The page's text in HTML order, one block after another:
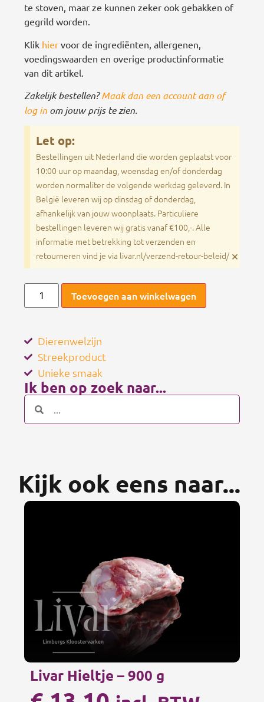
te stoven, maar ze kunnen zeker ook gebakken of
gegrild worden.
Klik hier voor de ingrediënten, allergenen,
voedingswaarden en overige productinformatie
van dit artikel.
Zakelijk bestellen?Maak dan een account aan of
log in om jouw prijs te zien.
Let op:
Bestellingen uit Nederland die worden geplaatst voor
10:00 uur op maandag, woensdag en/of donderdag
worden normaliter de volgende werkdag geleverd. In
België leveren wij op dinsdag of donderdag,
afhankelijk van jouw woonplaats. Particuliere
bestellingen leveren wij gratis vanaf €100,-. Alle
informatie met betrekking tot verzenden en
retourneren vind je via livar.nl/verzend-retour-beleid/ ×
Toevoegen aan winkelwagen
Dierenwelzijn
Streekproduct
Unieke smaak
Ik ben op zoek naar...
Kijk ook eens naar...
Livar Hieltje – 900 g